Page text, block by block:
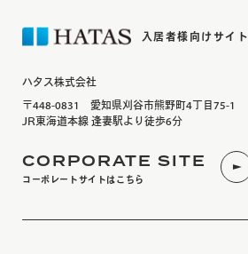
入居者様向けサイト
ハタス株式会社
〒448-0831 愛知県刈谷市熊野町4丁目75-1
JR東海道本線 逢妻駅より徒歩6分
CORPORATE SITE
コーポレートサイトはこちら